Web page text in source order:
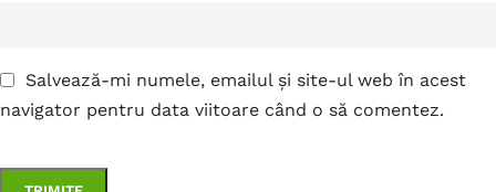
Salvează-mi numele, emailul și site-ul web în acest
navigator pentru data viitoare când o să comentez.